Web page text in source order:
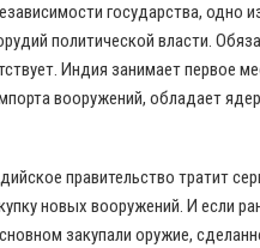
государства, одно
политической власти.
Индия занимает первое
вооружений, обладает
правительство тратит
новых вооружений. И если
закупали оружие,